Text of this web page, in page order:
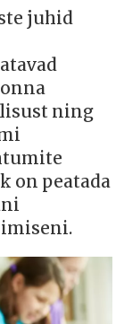
juhid
ning
on peatada